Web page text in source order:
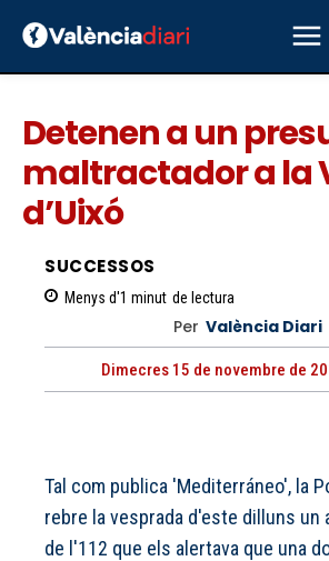
Detenen a un
maltractador a la
d’Uixó
SUCCESSOS
Menys d'1 minut de lectura
Per València Diari
Dimecres 15 de novembre de
Tal com publica 'Mediterráneo', la
rebre la vesprada d'este dilluns un
de l'112 que els alertava que una